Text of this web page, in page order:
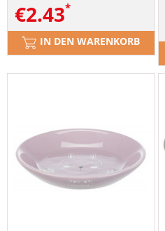
€2.43
IN DEN WARENKORB